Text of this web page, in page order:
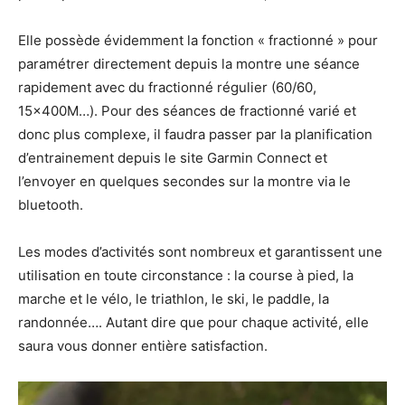
Elle possède évidemment la fonction « fractionné » pour
paramétrer directement depuis la montre une séance
rapidement avec du fractionné régulier (60/60,
15x400M…). Pour des séances de fractionné varié et
donc plus complexe, il faudra passer par la planification
d’entrainement depuis le site Garmin Connect et
l’envoyer en quelques secondes sur la montre via le
bluetooth.
Les modes d’activités sont nombreux et garantissent une
utilisation en toute circonstance : la course à pied, la
marche et le vélo, le triathlon, le ski, le paddle, la
randonnée…. Autant dire que pour chaque activité, elle
saura vous donner entière satisfaction.